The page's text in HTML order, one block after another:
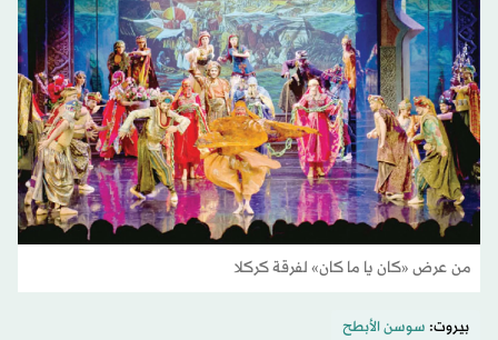
من عرض «كان يا ما كان» لفرقة كركلا
بيروت: سوسن الأبطح